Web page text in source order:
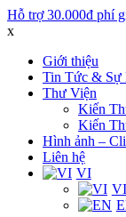
Hỗ trợ 30.000đ phí
x
Giới thiệu
Tin Tức & Sự
Thư Viện
Kiến
Kiến
Hình ảnh –
Liên hệ
VI
VI